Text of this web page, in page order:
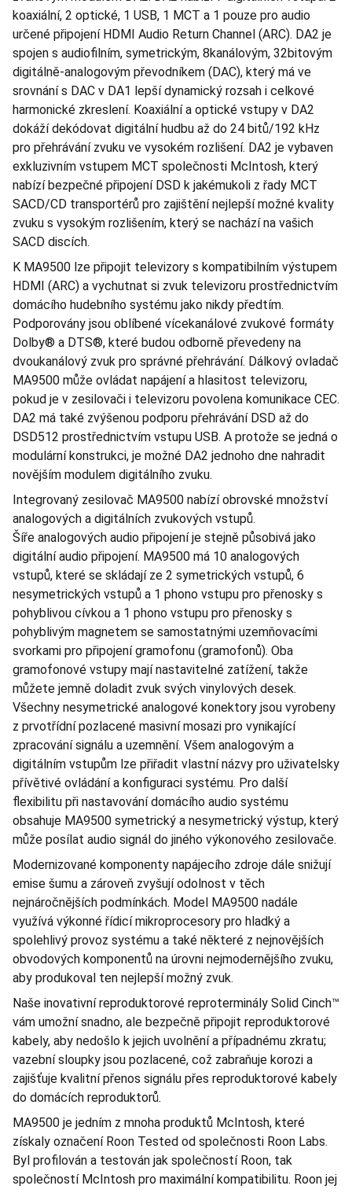
koaxiální, 2 optické, 1 USB, 1 MCT a 1 pouze pro audio
určené připojení HDMI Audio Return Channel (ARC). DA2 je
spojen s audiofilním, symetrickým, 8kanálovým, 32bitovým
digitálně-analogovým převodníkem (DAC), který má ve
srovnání s DAC v DA1 lepší dynamický rozsah i celkové
harmonické zkreslení. Koaxiální a optické vstupy v DA2
dokáží dekódovat digitální hudbu až do 24 bitů/192 kHz
pro přehrávání zvuku ve vysokém rozlišení. DA2 je vybaven
exkluzivním vstupem MCT společnosti McIntosh, který
nabízí bezpečné připojení DSD k jakémukoli z řady MCT
SACD/CD transportérů pro zajištění nejlepší možné kvality
zvuku s vysokým rozlišením, který se nachází na vašich
SACD discích.
K MA9500 lze připojit televizory s kompatibilním výstupem
HDMI (ARC) a vychutnat si zvuk televizoru prostřednictvím
domácího hudebního systému jako nikdy předtím.
Podporovány jsou oblíbené vícekanálové zvukové formáty
Dolby® a DTS®, které budou odborně převedeny na
dvoukanálový zvuk pro správné přehrávání. Dálkový ovladač
MA9500 může ovládat napájení a hlasitost televizoru,
pokud je v zesilovači i televizoru povolena komunikace CEC.
DA2 má také zvýšenou podporu přehrávání DSD až do
DSD512 prostřednictvím vstupu USB. A protože se jedná o
modulární konstrukci, je možné DA2 jednoho dne nahradit
novějším modulem digitálního zvuku.
Integrovaný zesilovač MA9500 nabízí obrovské množství
analogových a digitálních zvukových vstupů.
Šíře analogových audio připojení je stejně působivá jako
digitální audio připojení. MA9500 má 10 analogových
vstupů, které se skládají ze 2 symetrických vstupů, 6
nesymetrických vstupů a 1 phono vstupu pro přenosky s
pohyblivou cívkou a 1 phono vstupu pro přenosky s
pohyblivým magnetem se samostatnými uzemňovacími
svorkami pro připojení gramofonu (gramofonů). Oba
gramofonové vstupy mají nastavitelné zatížení, takže
můžete jemně doladit zvuk svých vinylových desek.
Všechny nesymetrické analogové konektory jsou vyrobeny
z prvotřídní pozlacené masivní mosazi pro vynikající
zpracování signálu a uzemnění. Všem analogovým a
digitálním vstupům lze přiřadit vlastní názvy pro uživatelsky
přívětivé ovládání a konfiguraci systému. Pro další
flexibilitu při nastavování domácího audio systému
obsahuje MA9500 symetrický a nesymetrický výstup, který
může posílat audio signál do jiného výkonového zesilovače.
Modernizované komponenty napájecího zdroje dále snižují
emise šumu a zároveň zvyšují odolnost v těch
nejnáročnějších podmínkách. Model MA9500 nadále
využívá výkonné řídicí mikroprocesory pro hladký a
spolehlivý provoz systému a také některé z nejnovějších
obvodových komponentů na úrovni nejmodernějšího zvuku,
aby produkoval ten nejlepší možný zvuk.
Naše inovativní reproduktorové reproterminály Solid Cinch™
vám umožní snadno, ale bezpečně připojit reproduktorové
kabely, aby nedošlo k jejich uvolnění a případnému zkratu;
vazební sloupky jsou pozlacené, což zabraňuje korozi a
zajišťuje kvalitní přenos signálu přes reproduktorové kabely
do domácích reproduktorů.
MA9500 je jedním z mnoha produktů McIntosh, které
získaly označení Roon Tested od společnosti Roon Labs.
Byl profilován a testován jak společností Roon, tak
společností McIntosh pro maximální kompatibilitu. Roon jej